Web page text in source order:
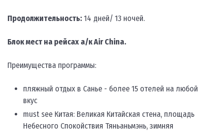
Продолжительность: 14 дней/ 13 ночей.
Блок мест на рейсах а/к Air Сhina.
Преимущества программы:
пляжный отдых в Санье - более 15 отелей на любой
вкус
must see Китая: Великая Китайская стена, площадь
Небесного Спокойствия Тяньаньмэнь, зимняя